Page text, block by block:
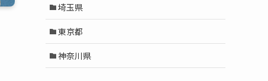
埼玉県
東京都
神奈川県